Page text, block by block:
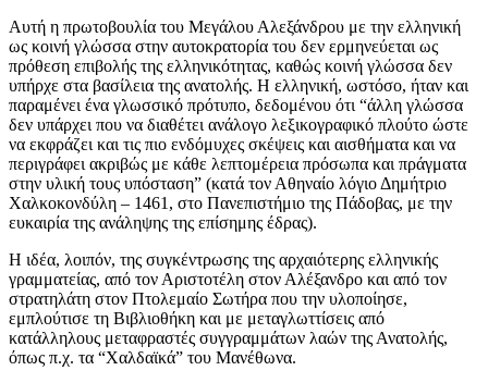
Αυτή η πρωτοβουλία του Μεγάλου Αλεξάνδρου με την ελληνική
ως κοινή γλώσσα στην αυτοκρατορία του δεν ερμηνεύεται ως
πρόθεση επιβολής της ελληνικότητας, καθώς κοινή γλώσσα δεν
υπήρχε στα βασίλεια της ανατολής. Η ελληνική, ωστόσο, ήταν και
παραμένει ένα γλωσσικό πρότυπο, δεδομένου ότι “άλλη γλώσσα
δεν υπάρχει που να διαθέτει ανάλογο λεξικογραφικό πλούτο ώστε
να εκφράζει και τις πιο ενδόμυχες σκέψεις και αισθήματα και να
περιγράφει ακριβώς με κάθε λεπτομέρεια πρόσωπα και πράγματα
στην υλική τους υπόσταση” (κατά τον Αθηναίο λόγιο Δημήτριο
Χαλκοκονδύλη – 1461, στο Πανεπιστήμιο της Πάδοβας, με την
ευκαιρία της ανάληψης της επίσημης έδρας).
Η ιδέα, λοιπόν, της συγκέντρωσης της αρχαιότερης ελληνικής
γραμματείας, από τον Αριστοτέλη στον Αλέξανδρο και από τον
στρατηλάτη στον Πτολεμαίο Σωτήρα που την υλοποίησε,
εμπλούτισε τη Βιβλιοθήκη και με μεταγλωττίσεις από
κατάλληλους μεταφραστές συγγραμμάτων λαών της Ανατολής,
όπως π.χ. τα “Χαλδαϊκά” του Μανέθωνα.